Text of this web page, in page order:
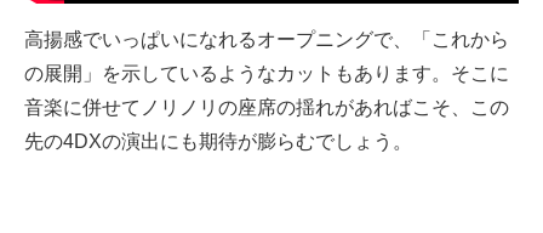
高揚感でいっぱいになれるオープニングで、「これから
の展開」を示しているようなカットもあります。そこに
音楽に併せてノリノリの座席の揺れがあればこそ、この
先の4DXの演出にも期待が膨らむでしょう。